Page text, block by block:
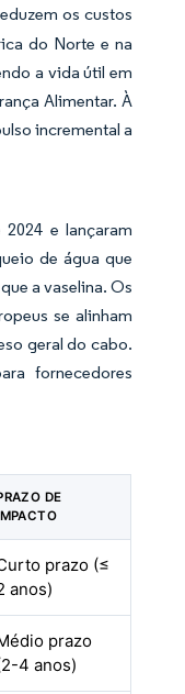
os custos
do Norte e na
a vida útil em
Alimentar. À
incremental a
e lançaram
de água que
a vaselina. Os
se alinham
geral do cabo.
fornecedores
DE
prazo (≤
anos)
prazo
4 anos)